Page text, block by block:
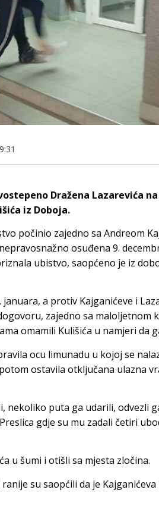
Dražena Lazarevića
iz Doboja.
počinio zajedno sa Andreom
osuđena 9.
ubistvo, saopćeno je iz
januara, a protiv Kajganićeve i
zajedno sa maloljetnom
omamili Kulišića u namjeri da
ocu limunadu u kojoj se
ostavila otključana ulazna
nekoliko puta ga udarili, odvezli
gdje su mu zadali četiri
u šumi i otišli sa mjesta zločina.
su saopćili da je